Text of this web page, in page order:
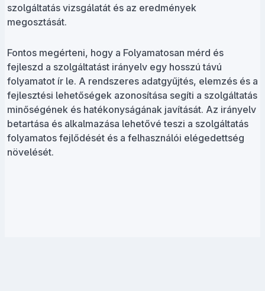
szolgáltatás vizsgálatát és az eredmények
megosztását.
Fontos megérteni, hogy a Folyamatosan mérd és
fejleszd a szolgáltatást irányelv egy hosszú távú
folyamatot ír le. A rendszeres adatgyűjtés, elemzés és a
fejlesztési lehetőségek azonosítása segíti a szolgáltatás
minőségének és hatékonyságának javítását. Az irányelv
betartása és alkalmazása lehetővé teszi a szolgáltatás
folyamatos fejlődését és a felhasználói elégedettség
növelését.